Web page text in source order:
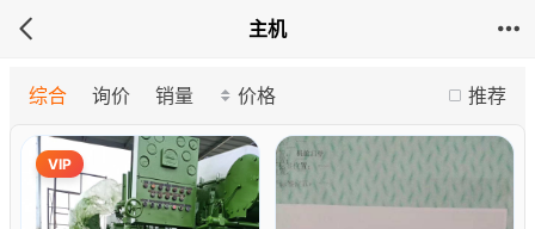
主机
推荐
综合 询价 销量 价格
VIP